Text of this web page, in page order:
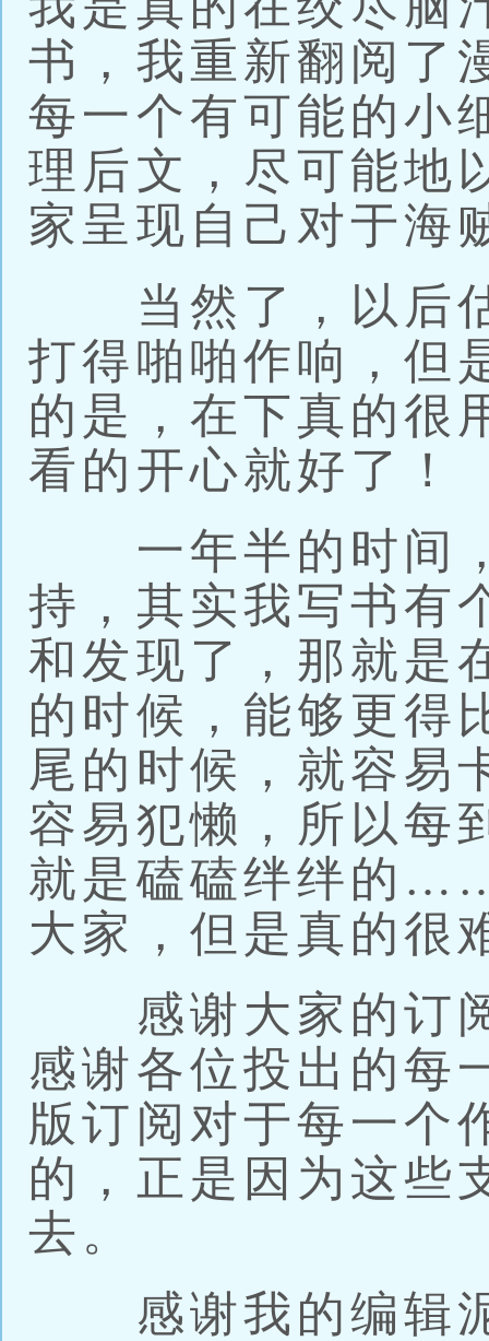
书，我重新翻阅了
每一个有可能的小
理后文，尽可能地
家呈现自己对于海
当然了，以后估
打得啪啪作响，但
的是，在下真的很
看的开心就好了！
一年半的时间，
持，其实我写书有
和发现了，那就是
的时候，能够更得
尾的时候，就容易
容易犯懒，所以每
就是磕磕绊绊的
大家，但是真的很
感谢大家的订阅
感谢各位投出的每
版订阅对于每一个
的，正是因为这些
去。
感谢我的编辑泥